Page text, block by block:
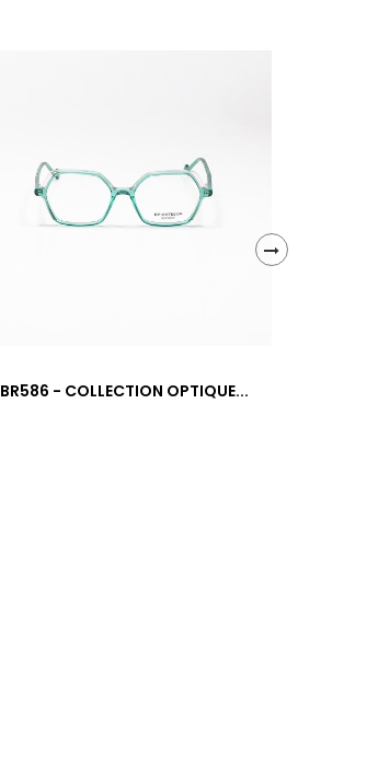
BR586 - COLLECTION OPTIQUE...